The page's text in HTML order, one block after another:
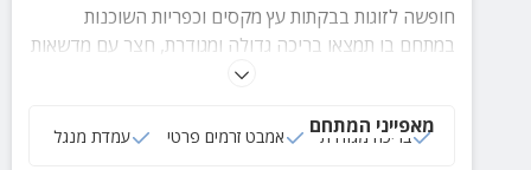
חופשה לזוגות בבקתות עץ מקסים וכפריות השוכנות
במתחם בו תמצאו בריכה גדולה ומגודרת, חצר עם מדשאות
ירוקות ומגוון פינות ישיבה, נופים ממכרים להרי הגלבוע
מאפייני המתחם
בריכה מגודרת אמבט זרמים פרטי עמדת מנגל